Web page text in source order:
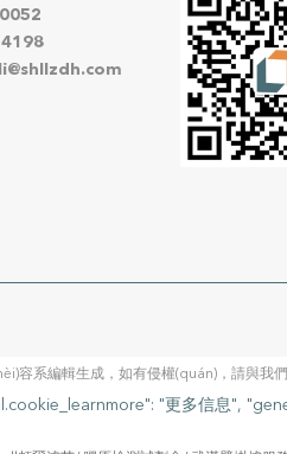
輯生成，如有侵權(quán)，請與我們
"更多信息",